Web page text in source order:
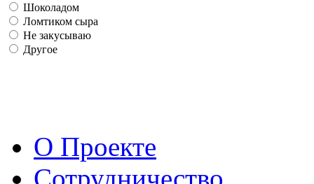
Шоколадом
Ломтиком сыра
Не закусываю
Другое
О Проекте
Сотрудничество